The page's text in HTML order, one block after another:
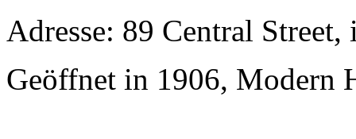
Adresse: 89 Central
Geöffnet in 1906, Modern